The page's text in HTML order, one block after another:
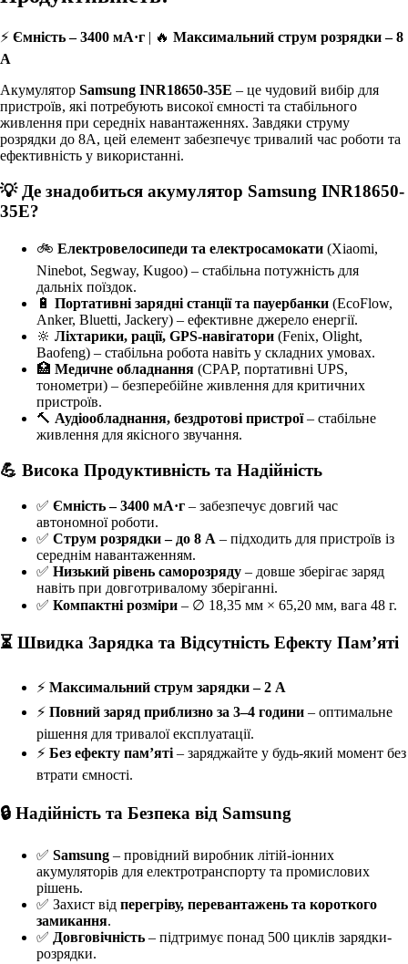
⚡ Ємність – 3400 мА·г | 🔥 Максимальний струм розрядки – 8
А
Акумулятор Samsung INR18650-35E – це чудовий вибір для
пристроїв, які потребують високої ємності та стабільного
живлення при середніх навантаженнях. Завдяки струму
розрядки до 8А, цей елемент забезпечує тривалий час роботи та
ефективність у використанні.
💡 Де знадобиться акумулятор Samsung INR18650-
35E?
🚲 Електровелосипеди та електросамокати (Xiaomi,
Ninebot, Segway, Kugoo) – стабільна потужність для
дальніх поїздок.
🔋 Портативні зарядні станції та пауербанки (EcoFlow,
Anker, Bluetti, Jackery) – ефективне джерело енергії.
🔆 Ліхтарики, рації, GPS-навігатори (Fenix, Olight,
Baofeng) – стабільна робота навіть у складних умовах.
🏥 Медичне обладнання (CPAP, портативні UPS,
тонометри) – безперебійне живлення для критичних
пристроїв.
🔨 Аудіообладнання, бездротові пристрої– стабільне
живлення для якісного звучання.
💪 Висока Продуктивність та Надійність
✅ Ємність – 3400 мА·г – забезпечує довгий час
автономної роботи.
✅ Струм розрядки – до 8 А – підходить для пристроїв із
середнім навантаженням.
✅ Низький рівень саморозряду – довше зберігає заряд
навіть при довготривалому зберіганні.
✅ Компактні розміри – ∅ 18,35 мм × 65,20 мм, вага 48 г.
⏳ Швидка Зарядка та Відсутність Ефекту Пам’яті
⚡ Максимальний струм зарядки – 2 А
⚡ Повний заряд приблизно за 3–4 години – оптимальне
рішення для тривалої експлуатації.
⚡ Без ефекту пам’яті – заряджайте у будь-який момент без
втрати ємності.
🔒 Надійність та Безпека від Samsung
✅ Samsung – провідний виробник літій-іонних
акумуляторів для електротранспорту та промислових
рішень.
✅ Захист від перегріву, перевантажень та короткого
замикання.
✅ Довговічність – підтримує понад 500 циклів зарядки-
розрядки.